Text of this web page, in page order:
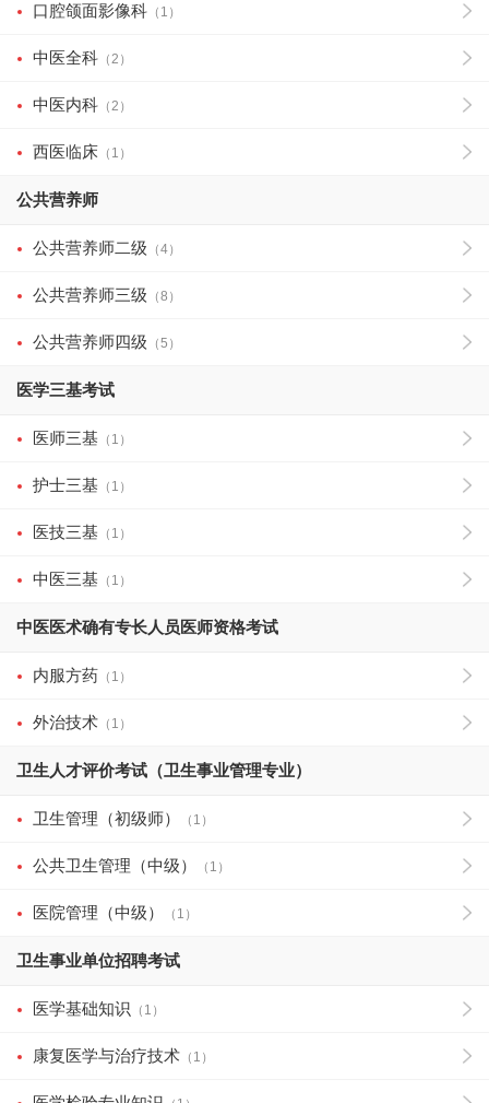
口腔颌面影像科 （1）
中医全科 （2）
中医内科 （2）
西医临床 （1）
公共营养师
公共营养师二级 （4）
公共营养师三级 （8）
公共营养师四级 （5）
医学三基考试
医师三基 （1）
护士三基 （1）
医技三基 （1）
中医三基 （1）
中医医术确有专长人员医师资格考试
内服方药 （1）
外治技术 （1）
卫生人才评价考试（卫生事业管理专业）
卫生管理（初级师） （1）
公共卫生管理（中级） （1）
医院管理（中级） （1）
卫生事业单位招聘考试
医学基础知识 （1）
康复医学与治疗技术 （1）